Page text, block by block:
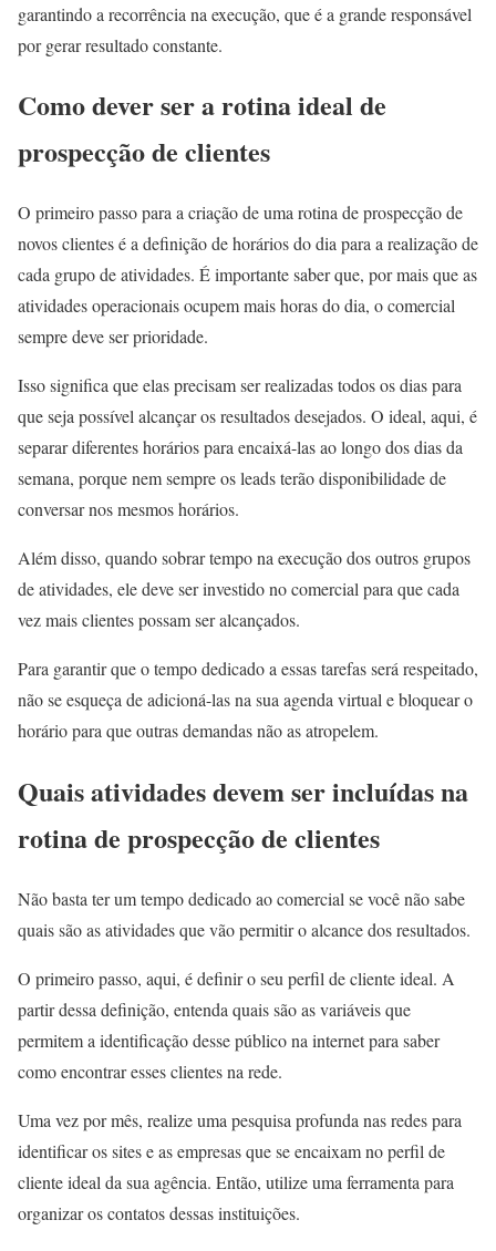
garantindo a recorrência na execução, que é a grande responsável
por gerar resultado constante.
Como dever ser a rotina ideal de
prospecção de clientes
O primeiro passo para a criação de uma rotina de prospecção de
novos clientes é a definição de horários do dia para a realização de
cada grupo de atividades. É importante saber que, por mais que as
atividades operacionais ocupem mais horas do dia, o comercial
sempre deve ser prioridade.
Isso significa que elas precisam ser realizadas todos os dias para
que seja possível alcançar os resultados desejados. O ideal, aqui, é
separar diferentes horários para encaixá-las ao longo dos dias da
semana, porque nem sempre os leads terão disponibilidade de
conversar nos mesmos horários.
Além disso, quando sobrar tempo na execução dos outros grupos
de atividades, ele deve ser investido no comercial para que cada
vez mais clientes possam ser alcançados.
Para garantir que o tempo dedicado a essas tarefas será respeitado,
não se esqueça de adicioná-las na sua agenda virtual e bloquear o
horário para que outras demandas não as atropelem.
Quais atividades devem ser incluídas na
rotina de prospecção de clientes
Não basta ter um tempo dedicado ao comercial se você não sabe
quais são as atividades que vão permitir o alcance dos resultados.
O primeiro passo, aqui, é definir o seu perfil de cliente ideal. A
partir dessa definição, entenda quais são as variáveis que
permitem a identificação desse público na internet para saber
como encontrar esses clientes na rede.
Uma vez por mês, realize uma pesquisa profunda nas redes para
identificar os sites e asempresas que se encaixam no perfil de
cliente ideal da sua agência. Então, utilize uma ferramenta para
organizar os contatos dessas instituições.